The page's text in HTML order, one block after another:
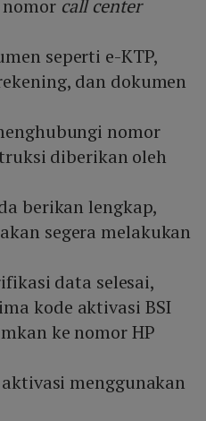
call center
seperti e-KTP,
dan dokumen
nomor
diberikan oleh
berikan lengkap,
segera melakukan
data selesai,
kode aktivasi BSI
ke nomor HP
menggunakan